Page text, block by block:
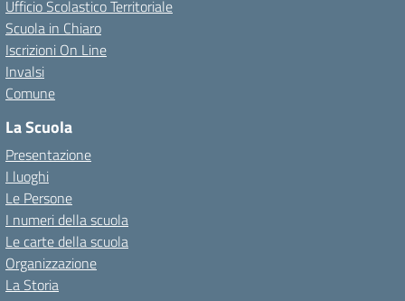
Ufficio Scolastico Territoriale
Scuola in Chiaro
Iscrizioni On Line
Invalsi
Comune
La Scuola
Presentazione
I luoghi
Le Persone
I numeri della scuola
Le carte della scuola
Organizzazione
La Storia